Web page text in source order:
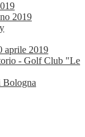
2019
aprile 2019
- Golf Club "Le
Bologna